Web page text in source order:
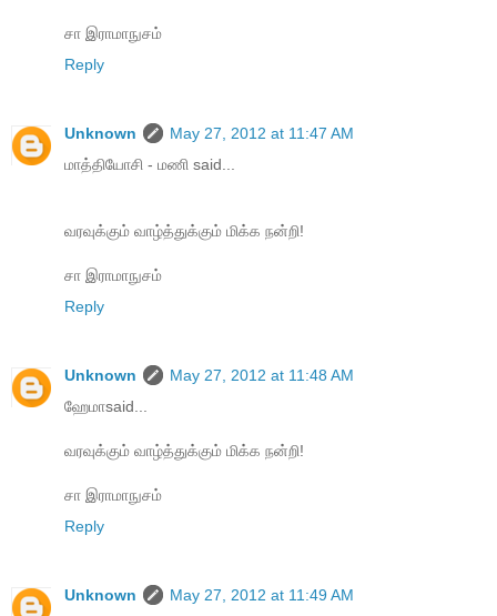
சா இராமாநுசம்
Reply
Unknown
May 27, 2012 at 11:47 AM
மாத்தியோசி - மணி said...
வரவுக்கும் வாழ்த்துக்கும் மிக்க நன்றி!
சா இராமாநுசம்
Reply
Unknown
May 27, 2012 at 11:48 AM
ஹேமாsaid...
வரவுக்கும் வாழ்த்துக்கும் மிக்க நன்றி!
சா இராமாநுசம்
Reply
Unknown
May 27, 2012 at 11:49 AM